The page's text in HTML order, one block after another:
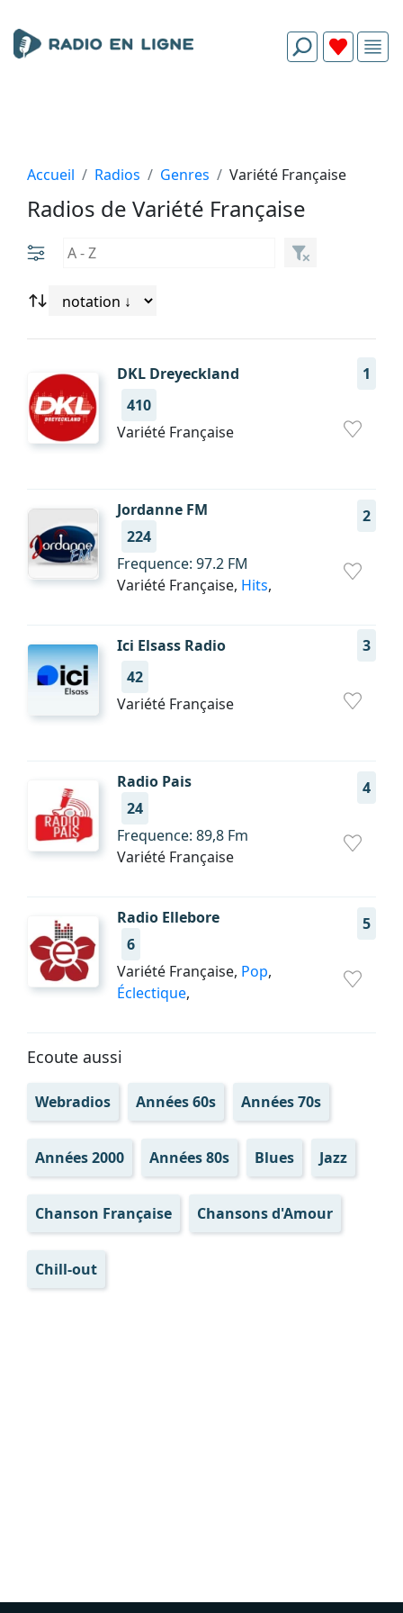
Accueil Radios Genres Variété Française
Radios de Variété Française
DKL Dreyeckland
1
410
Variété Française
Jordanne FM
2
224
Frequence: 97.2 FM
Variété Française, Hits,
Ici Elsass Radio
3
42
Variété Française
Radio Pais
4
24
Frequence: 89,8 Fm
Variété Française
Radio Ellebore
5
6
Variété Française, Pop,
Éclectique,
Ecoute aussi
Webradios Années 60s Années 70s
Années 2000 Années 80s Blues Jazz
Chanson Française Chansons d'Amour
Chill-out